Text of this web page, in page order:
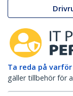
Ta reda på varför
gäller tillbehör för